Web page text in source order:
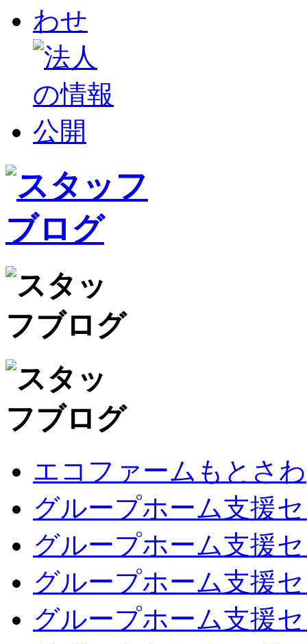
エコファームもとさわ
グループホーム支援
グループホーム支援
グループホーム支援
グループホーム支援